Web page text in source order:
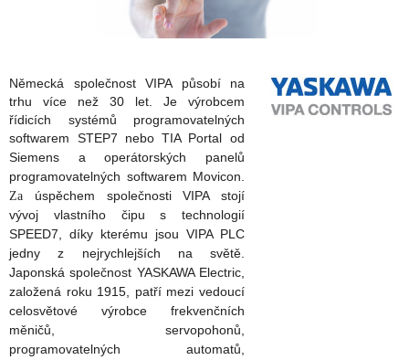
Německá společnost VIPA působí na
trhu více než 30 let. Je výrobcem
řídicích systémů programovatelných
softwarem STEP7 nebo TIA Portal od
Siemens a operátorských panelů
programovatelných softwarem Movicon.
Za úspěchem společnostiVIPA stojí
vývoj vlastního čipu s technologií
SPEED7, díky kterému jsou VIPA PLC
jedny z nejrychlejších na světě.
Japonská společnost YASKAWA Electric,
založená roku 1915, patří mezi vedoucí
celosvětové výrobce frekvenčních
měničů, servopohonů,
programovatelných automatů,